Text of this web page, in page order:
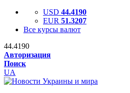
USD 44.4190
EUR 51.3207
Все курсы валют
44.4190
Авторизация
Поиск
UA